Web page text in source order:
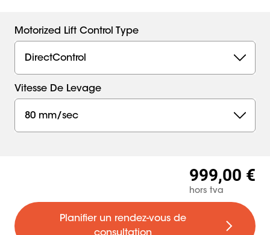
Motorized Lift Control Type
DirectControl
Vitesse De Levage
80 mm/sec
999,00 €
hors tva
Planifier un rendez-vous de